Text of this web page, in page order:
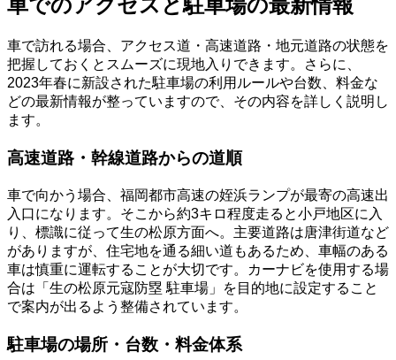
車でのアクセスと駐車場の最新情報
車で訪れる場合、アクセス道・高速道路・地元道路の状態を
把握しておくとスムーズに現地入りできます。さらに、
2023年春に新設された駐車場の利用ルールや台数、料金な
どの最新情報が整っていますので、その内容を詳しく説明し
ます。
高速道路・幹線道路からの道順
車で向かう場合、福岡都市高速の姪浜ランプが最寄の高速出
入口になります。そこから約3キロ程度走ると小戸地区に入
り、標識に従って生の松原方面へ。主要道路は唐津街道など
がありますが、住宅地を通る細い道もあるため、車幅のある
車は慎重に運転することが大切です。カーナビを使用する場
合は「生の松原元寇防塁 駐車場」を目的地に設定すること
で案内が出るよう整備されています。
駐車場の場所・台数・料金体系